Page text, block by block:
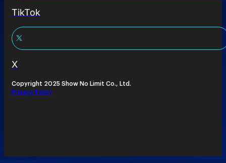
TikTok
X
Copyright 2025 Show No Limit Co., Ltd.
Privacy Policy